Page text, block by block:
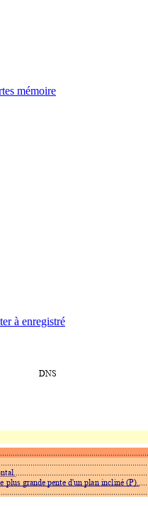
mémoire
à enregistré
DNS
plus grande pente d'un plan incliné (P).